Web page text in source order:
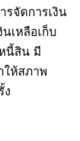
รจัดการเงิน
เหลือเก็บ
นี้สิน มี
ห้สภาพ
ง